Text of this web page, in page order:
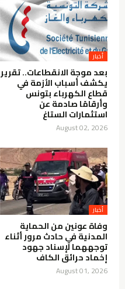
أخبار
بعد موجة الانقطاعات.. تقرير
يكشف أسباب الأزمة في
قطاع الكهرباء بتونس
وأرقامًا صادمة عن
استثمارات الستاغ
August 02, 2026
أخبار
وفاة عونين من الحماية
المدنية في حادث مرور أثناء
توجههما لإسناد جهود
إخماد حرائق الكاف
August 01, 2026